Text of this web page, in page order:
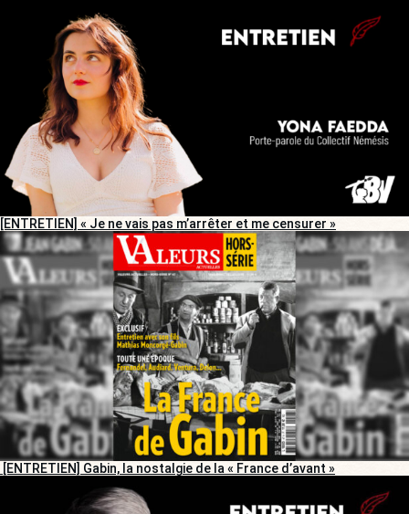
[ENTRETIEN] « Je ne vais pas m’arrêter et me censurer »
[ENTRETIEN] Gabin, la nostalgie de la « France d’avant »